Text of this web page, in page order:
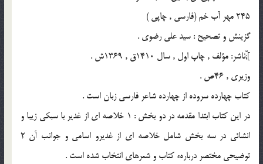
245 مهر آب خم (فارسى , چاپى )
گزينش و تصحيح : سيد على رضوى .
];ّّناشر: مؤلف , چاپ اول , سال 1410ق , 1369ش .
وزيرى , 46ص .
كتاب چهارده سروده از چهارده شاعر فارسى زبان است .
در اين كتاب ابتدا مقدمه در دو بخش : 1 خلاصه اى از غدير با سبكى زيبا و
انشائى در سه بخش شامل خلاصه اى از غديرو اسامى و جوانب آن 2
توضيحى مختصر دربارهء كتاب و شعرهاى انتخاب شده است .